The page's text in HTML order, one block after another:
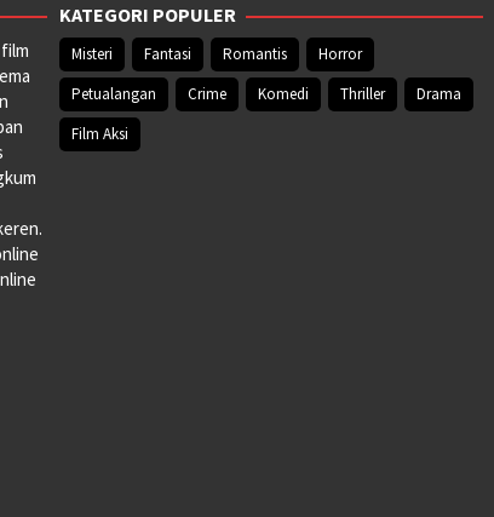
KATEGORI POPULER
Misteri Fantasi Romantis
Horror
Petualangan
Crime Komedi Thriller
Drama
Film Aksi